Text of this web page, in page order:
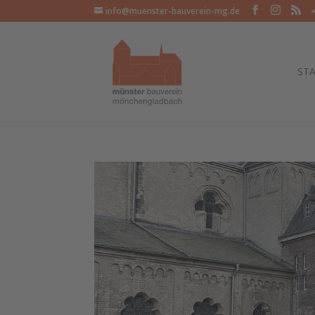
info@muenster-bauverein-mg.de